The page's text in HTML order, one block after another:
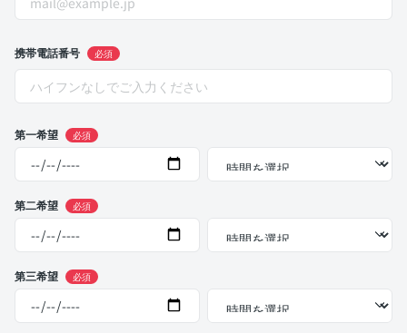
携帯電話番号 必須
第一希望 必須
第二希望 必須
第三希望 必須